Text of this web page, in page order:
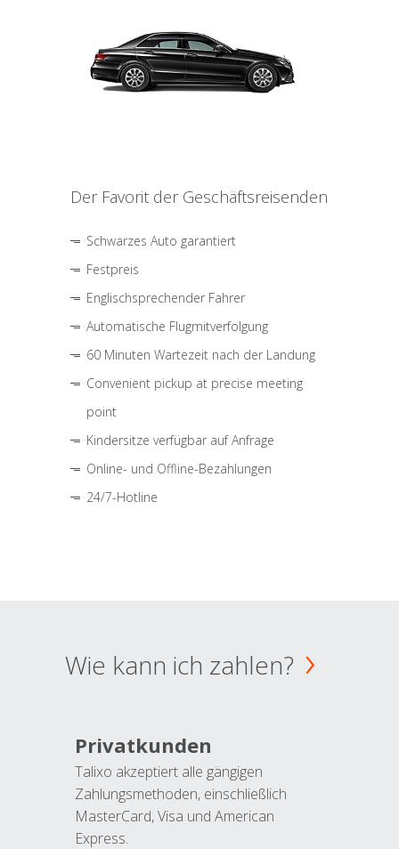
Der Favorit der Geschäftsreisenden
Schwarzes Auto garantiert
Festpreis
Englischsprechender Fahrer
Automatische Flugmitverfolgung
60 Minuten Wartezeit nach der Landung
Convenient pickup at precise meeting
point
Kindersitze verfügbar auf Anfrage
Online- und Offline-Bezahlungen
24/7-Hotline
Wie kann ich zahlen?
Privatkunden
Talixo akzeptiert alle gängigen
Zahlungsmethoden, einschließlich
MasterCard, Visa und American
Express.